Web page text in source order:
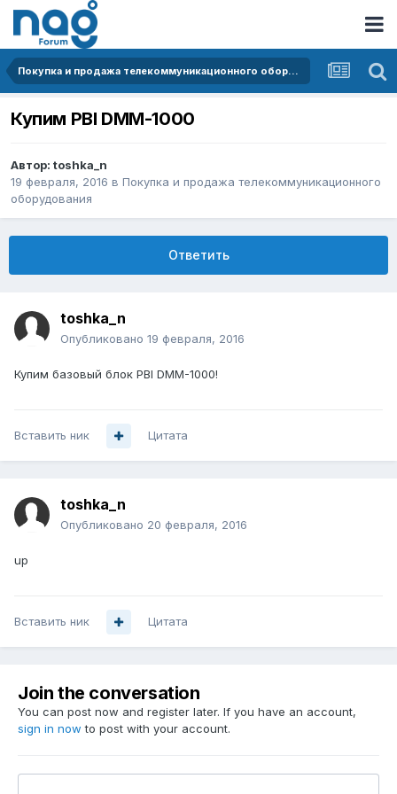
Покупка и продажа телекоммуникационного оборудования
Купим PBI DMM-1000
Автор: toshka_n
19 февраля, 2016 в Покупка и продажа телекоммуникационного
оборудования
Ответить
toshka_n
Опубликовано 19 февраля, 2016
Купим базовый блок PBI DMM-1000!
Вставить ник Цитата
toshka_n
Опубликовано 20 февраля, 2016
up
Вставить ник Цитата
Join the conversation
You can post now and register later. If you have an account,
sign in now to post with your account.